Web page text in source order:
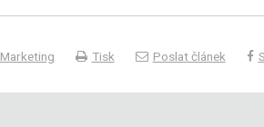
Marketing Tisk Poslat článek